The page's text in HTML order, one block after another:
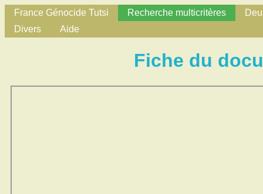
France Génocide Tutsi Recherche multicritères
Divers
Aide
Fiche du